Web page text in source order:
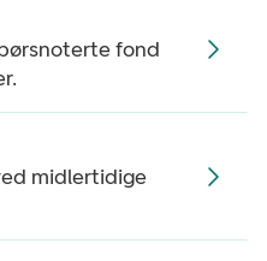
fond
midlertidige